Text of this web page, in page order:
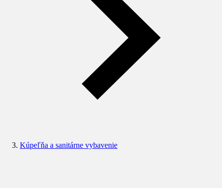
Kúpeľňa a sanitárne vybavenie